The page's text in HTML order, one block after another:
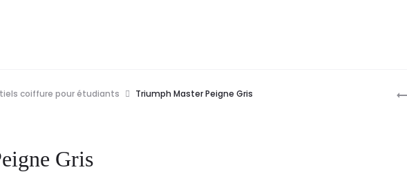
coiffure pour étudiants Triumph Master Peigne Gris
Gris